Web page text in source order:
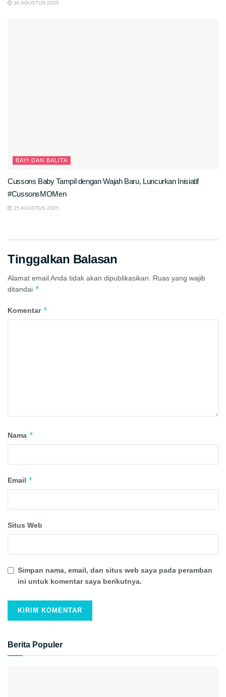
30 AGUSTUS 2025
BAYI DAN BALITA
Cussons Baby Tampil dengan Wajah Baru, Luncurkan Inisiatif
#CussonsMOMen
25 AGUSTUS 2025
Tinggalkan Balasan
Alamat email Anda tidak akan dipublikasikan.
Ruas yang wajib
ditandai *
Komentar *
Nama *
Email *
Situs Web
Simpan nama, email, dan situs web saya pada peramban
ini untuk komentar saya berikutnya.
Berita Populer